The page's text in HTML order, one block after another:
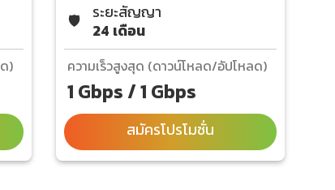
)
🛡️
ระยะสัญญา
24 เดือน
ความเร็วสูงสุด (ดาวน์โหลด/อัปโหลด)
1 Gbps / 1 Gbps
สมัครโปรโมชั่น